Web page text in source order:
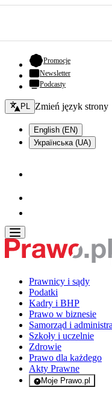
Promocje- otwiera się w
Newsletter
Podcasty
Zmień język - bieżący:
PL Zmień język strony
English (EN)
Українська (UA)
Prawnicy i sądy
Podatki
Kadry i BHP
Prawo w biznesie
Samorząd i
Szkoły i uczelnie
Zdrowie
Prawo dla każdego
Akty Prawne
Moje Prawo.pl
- rejestracja i